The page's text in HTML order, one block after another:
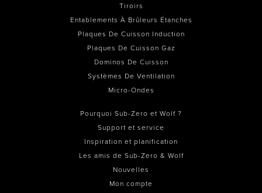
Tiroirs
Entablements À Brûleurs Étanches
Plaques De Cuisson Induction
Plaques De Cuisson Gaz
Dominos De Cuisson
Systèmes De Ventilation
Micro-Ondes
Pourquoi Sub-Zero et Wolf ?
Support et service
Inspiration et planification
Les amis de Sub-Zero & Wolf
Nouvelles
Mon compte